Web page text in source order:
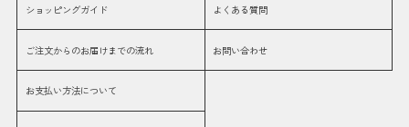
ショッピングガイド
ご注文からのお届けまでの流れ
お支払い方法について
よくある質問
お問い合わせ